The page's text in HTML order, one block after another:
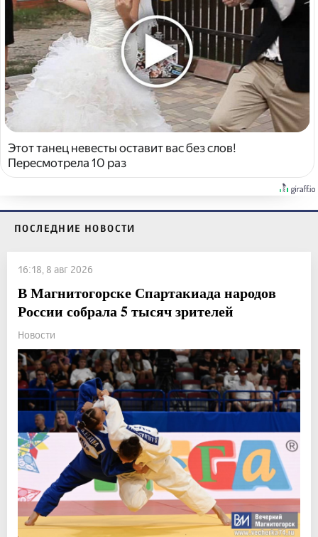
Этот танец невесты оставит вас без слов!
Пересмотрела 10 раз
ПОСЛЕДНИЕ НОВОСТИ
16:18, 8 авг 2026
В Магнитогорске Спартакиада народов
России собрала 5 тысяч зрителей
Новости